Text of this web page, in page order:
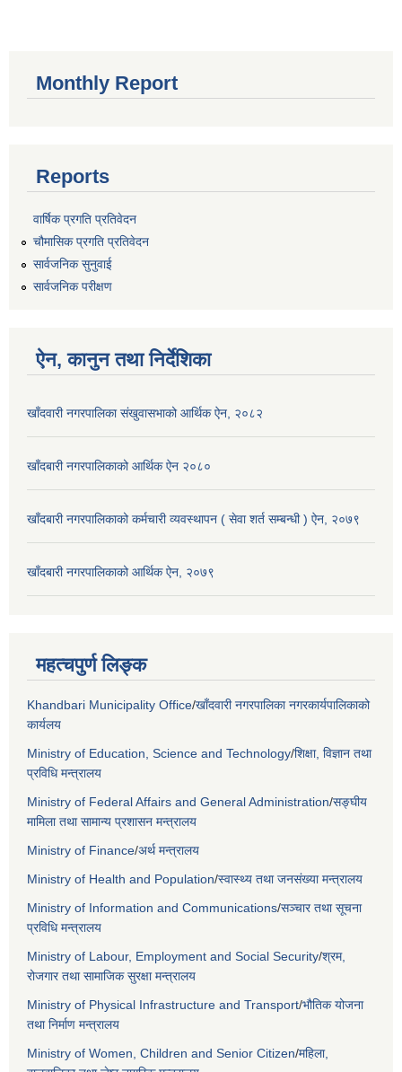
Monthly Report
Reports
वार्षिक प्रगति प्रतिवेदन
चौमासिक प्रगति प्रतिवेदन
सार्वजनिक सुनुवाई
सार्वजनिक परीक्षण
ऐन, कानुन तथा निर्देशिका
खाँदवारी नगरपालिका संखुवासभाको आर्थिक ऐन, २०८२
खाँदबारी नगरपालिकाको आर्थिक ऐन २०८०
खाँदबारी नगरपालिकाको कर्मचारी व्यवस्थापन ( सेवा शर्त सम्बन्धी ) ऐन, २०७९
खाँदबारी नगरपालिकाको आर्थिक ऐन, २०७९
महत्चपुर्ण लिङ्क
Khandbari Municipality Office/खाँदवारी नगरपालिका नगरकार्यपालिकाको
कार्यलय
Ministry of Education, Science and Technology/शिक्षा, विज्ञान तथा
प्रविधि मन्त्रालय
Ministry of Federal Affairs and General Administration/सङ्घीय
मामिला तथा सामान्य प्रशासन मन्त्रालय
Ministry of Finance/अर्थ मन्त्रालय
Ministry of Health and Population/स्वास्थ्य तथा जनसंख्या मन्त्रालय
Ministry of Information and Communications/सञ्चार तथा सूचना
प्रविधि मन्त्रालय
Ministry of Labour, Employment and Social Security/श्रम,
रोजगार तथा सामाजिक सुरक्षा मन्त्रालय
Ministry of Physical Infrastructure and Transport/भौतिक योजना
तथा निर्माण मन्त्रालय
Ministry of Women, Children and Senior Citizen/महिला,